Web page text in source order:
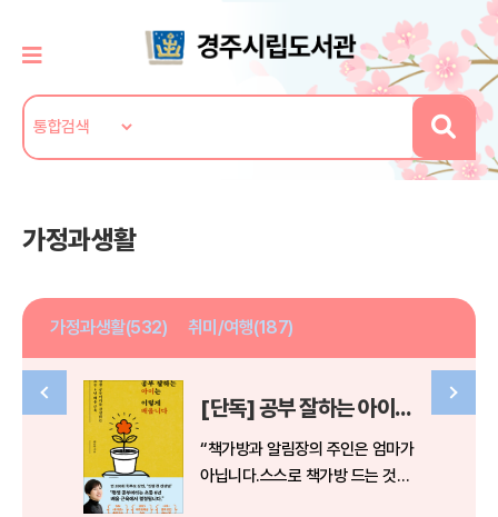
가정과생활
가정과생활(532) 취미/여행(187)
[단독] 공부 잘하는 아이는 이렇게 배웁니다
“책가방과 알림장의 주인은 엄마가
아닙니다.스스로 책가방 드는 것부